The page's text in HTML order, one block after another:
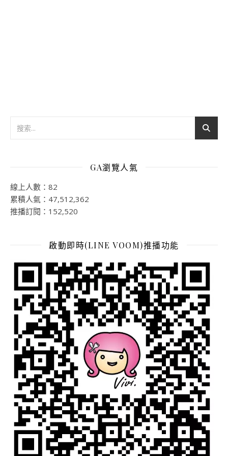
GA瀏覽人氣
線上人數：82
累積人氣：47,512,362
推播訂閱：152,520
啟動即時(LINE VOOM)推播功能